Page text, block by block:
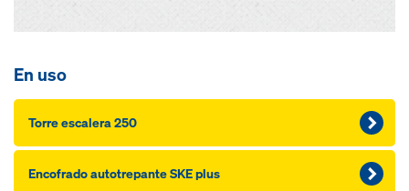
En uso
Torre escalera 250
Encofrado autotrepante SKE plus